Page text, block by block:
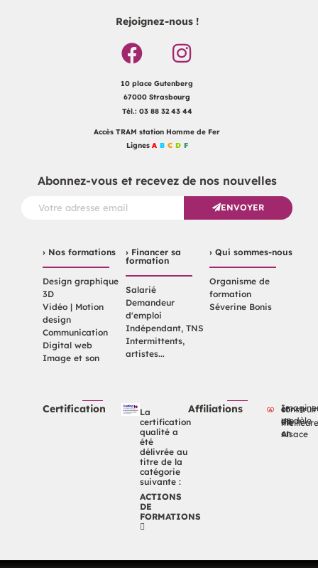
Rejoignez-nous !
10 place Gutenberg
67000 Strasbourg
Tél.: 03 88 32 43 44
Accès TRAM station Homme de Fer
Lignes A B C D F
Abonnez-vous et recevez de nos nouvelles
ENVOYER
› Nos formations
Design graphique
3D
Vidéo | Motion
design
Communication
Digital web
Image et son
› Financer sa
formation
Salarié
Demandeur
d'emploi
Indépendant, TNS
Intermittents,
artistes...
› Qui sommes-nous
Organisme de
formation
Séverine Bonis
Certification
La
certification
qualité a
été
délivrée au
titre de la
catégorie
suivante :
ACTIONS
DE
FORMATIONS
Affiliations
Imaginer et
un modèle de vie
en Alsace